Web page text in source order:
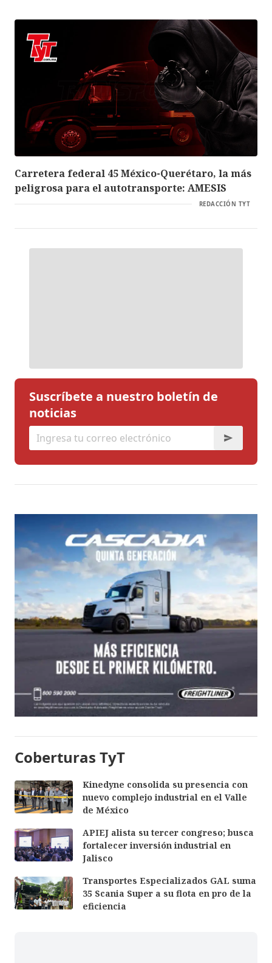
Carretera federal 45 México-Querétaro, la más
peligrosa para el autotransporte: AMESIS
REDACCIÓN TYT
Suscríbete a nuestro boletín de
noticias
Coberturas TyT
Kinedyne consolida su presencia con
nuevo complejo industrial en el Valle
de México
APIEJ alista su tercer congreso; busca
fortalecer inversión industrial en
Jalisco
Transportes Especializados GAL suma
35 Scania Super a su flota en pro de la
eficiencia